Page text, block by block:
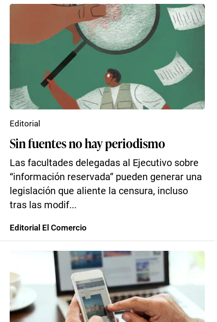
Sin fuentes no hay periodismo
Las facultades delegadas al Ejecutivo sobre
“información reservada” pueden generar una
legislación que aliente la censura, incluso
tras las modif...
Editorial
Editorial El Comercio